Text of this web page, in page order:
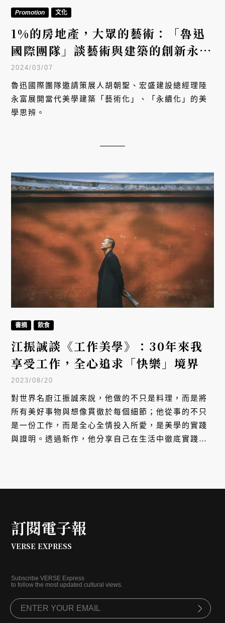
Promotion 文化
1%的房地產，大眾的藝術：「魯迅
國際團隊」談藝術與建築的創新永續
之路
2024/03/07
魯迅國際團隊邀請策展人胡朝聖、宏盛建設總經理陸
永富展開當代美學建築「藝術化」、「永續化」的美
學思辨。
書摘 飲食
江振誠談《工作美學》：30年來我
享受工作，全心追求「快樂」境界
2023/08/20
對世界名廚江振誠來說，他做的不只是料理，而是將
所有美好事物與想像貫徹於每個細節；他從事的不只
是一份工作，而是全心全情投入所愛，是美學的實踐
與證明。透過新作，他分享自己在生活中徹底實踐了
訂閱電子報
VERSE EXPRESS
Subscribe VERSE Express
to follow the most updated cultural views.